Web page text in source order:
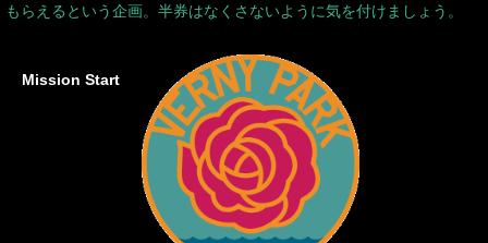
もらえるという企画。半券はなくさないように気を付けましょう。
Mission Start